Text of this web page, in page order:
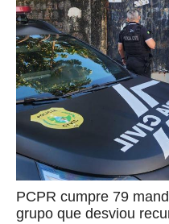
PCPR cumpre 79
grupo que desviou